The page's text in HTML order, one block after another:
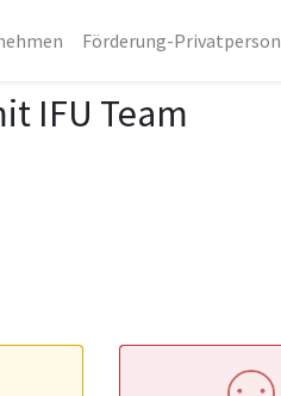
Förderung-Privatperson
IFU Team